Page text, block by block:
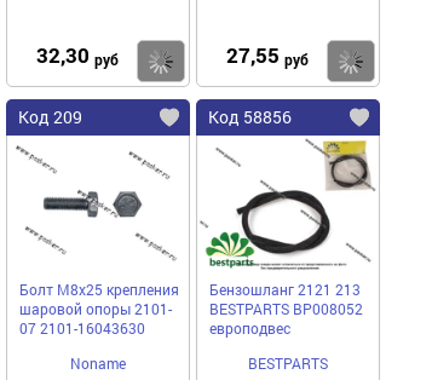
32,30 руб Купить
27,55 руб
Код 209
Болт М8х25 крепления
шаровой опоры 2101-
07 2101-16043630
Noname
Код 58856
Бензошланг 2121 213
BESTPARTS BP008052
европодвес
BESTPARTS